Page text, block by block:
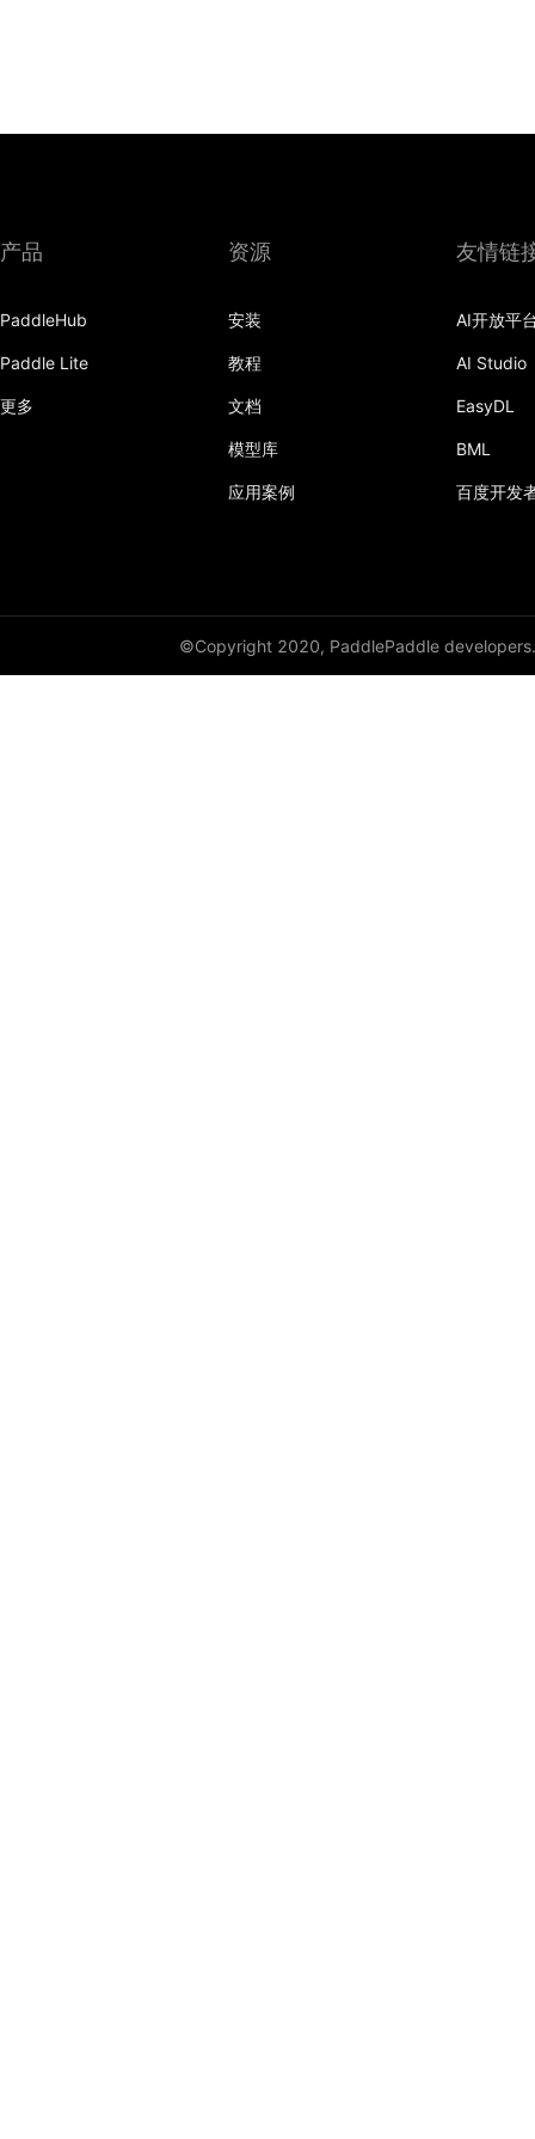
产品
PaddleHub
Paddle Lite
更多
资源
安装
教程
文档
模型库
应用案例
友情链
AI开放平
AI Studio
EasyDL
BML
百度开发
©Copyright 2020, PaddlePaddle developers.